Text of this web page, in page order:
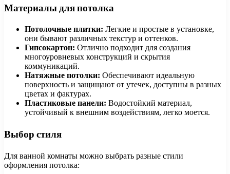
Материалы для потолка
Потолочные плитки: Легкие и простые в установке,
они бывают различных текстур и оттенков.
Гипсокартон: Отлично подходит для создания
многоуровневых конструкций и скрытия
коммуникаций.
Натяжные потолки: Обеспечивают идеальную
поверхность и защищают от утечек, доступны в разных
цветах и фактурах.
Пластиковые панели: Водостойкий материал,
устойчивый к внешним воздействиям, легко моется.
Выбор стиля
Для ванной комнаты можно выбрать разные стили
оформления потолка: